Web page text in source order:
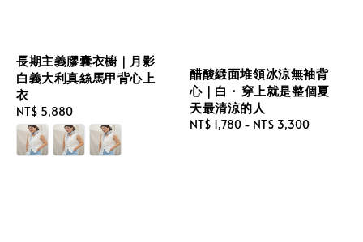
長期主義膠囊衣櫥｜月影
白義大利真絲馬甲背心上
衣
Regular
price
NT$ 5,880
醋酸緞面堆領冰涼無袖背
心｜白 · 穿上就是整個夏
天最清涼的人
Regular
NT$ 1,780 - NT$ 3,300